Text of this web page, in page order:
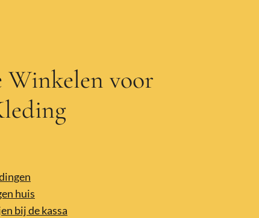
Winkelen voor
huis
bij de kassa